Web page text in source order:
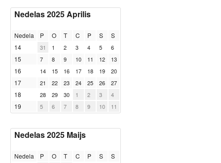
Nedelas 2025 Aprilis
Nedela P O T C P S
S
14
31 1 2 3 4 5 6
15 7 8 9 10 11 12 13
16 14 15 16 17 18 19 20
17 21 22 23 24 25 26 27
18 28 29 30 1 2 3 4
19 5 6 7 8 9 10 11
Nedelas 2025 Maijs
Nedela P O T C P S
S